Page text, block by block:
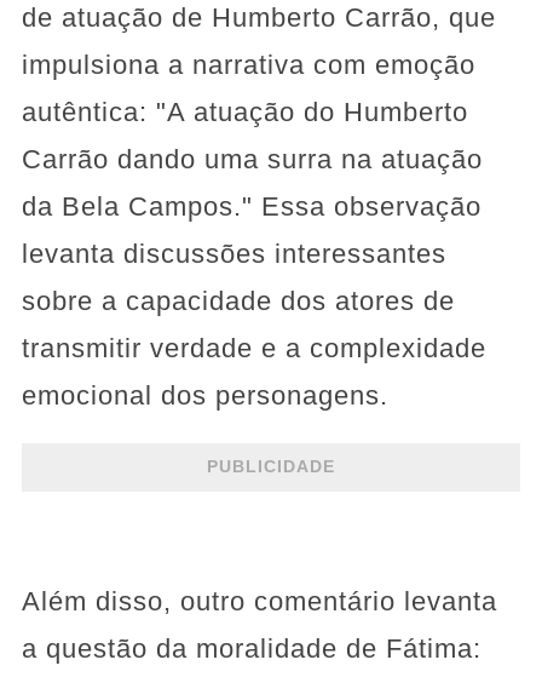
de atuação de Humberto Carrão, que
impulsiona a narrativa com emoção
autêntica: "A atuação do Humberto
Carrão dando uma surra na atuação
da Bela Campos." Essa observação
levanta discussões interessantes
sobre a capacidade dos atores de
transmitir verdade e a complexidade
emocional dos personagens.
PUBLICIDADE
Além disso, outro comentário levanta
a questão da moralidade de Fátima: